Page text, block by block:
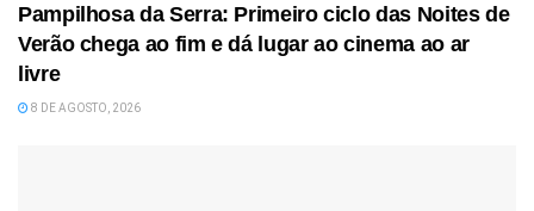
Pampilhosa da Serra: Primeiro ciclo das Noites de
Verão chega ao fim e dá lugar ao cinema ao ar
livre
8 DE AGOSTO, 2026